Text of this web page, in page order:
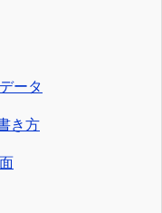
ータ
き方